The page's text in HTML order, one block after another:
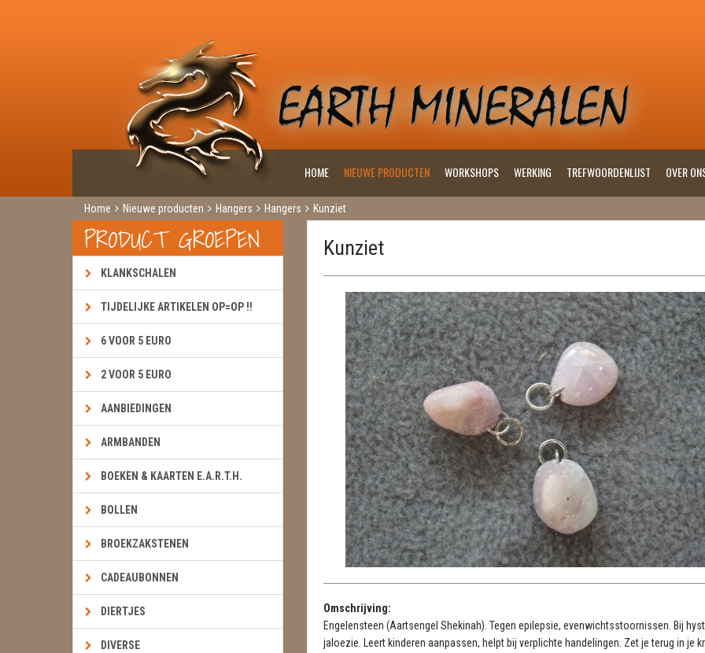
HOME NIEUWE PRODUCTEN WORKSHOPS WERKING TREFWOORDENLIJST OVER
Home Nieuwe producten Hangers Hangers Kunziet
PRODUCT GROEPEN
KLANKSCHALEN
TIJDELIJKE ARTIKELEN OP=OP !!
6 VOOR 5 EURO
2 VOOR 5 EURO
AANBIEDINGEN
ARMBANDEN
BOEKEN & KAARTEN E.A.R.T.H.
BOLLEN
BROEKZAKSTENEN
CADEAUBONNEN
DIERTJES
DIVERSE
Kunziet
Omschrijving:
Engelensteen (Aartsengel Shekinah). Tegen epilepsie, evenwichtsstoornissen. Bij
jaloezie. Leert kinderen aanpassen, helpt bij verplichte handelingen. Zet je terug in je